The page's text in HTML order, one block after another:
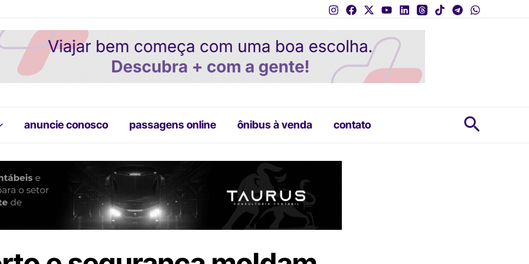
anuncie conosco passagens online ônibus à venda contato